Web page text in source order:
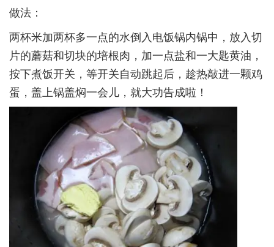
做法：­
两杯米加两杯多一点的水倒入电饭锅内锅中，放入切
片的蘑菇和切块的培根肉，加一点盐和一大匙黄油，
按下煮饭开关，等开关自动跳起后，趁热敲进一颗鸡
蛋，盖上锅盖焖一会儿，就大功告成啦！­